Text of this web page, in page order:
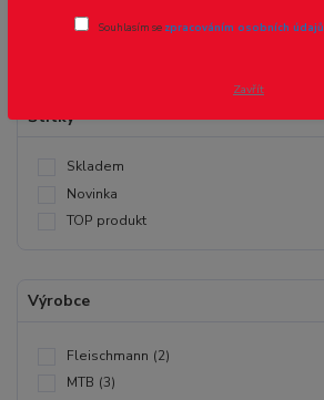
Štítky
Skladem
Novinka
TOP produkt
Výrobce
Fleischmann (2)
MTB (3)
Souhlasím se zpracováním osobních údajů
Zavřít